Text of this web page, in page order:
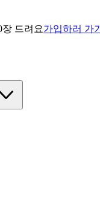
장 드려요가입하러 가기